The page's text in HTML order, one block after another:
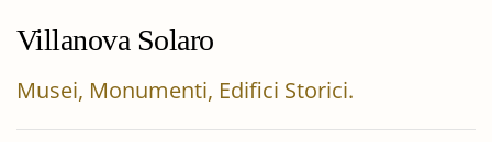
Villanova Solaro
Musei, Monumenti, Edifici Storici.